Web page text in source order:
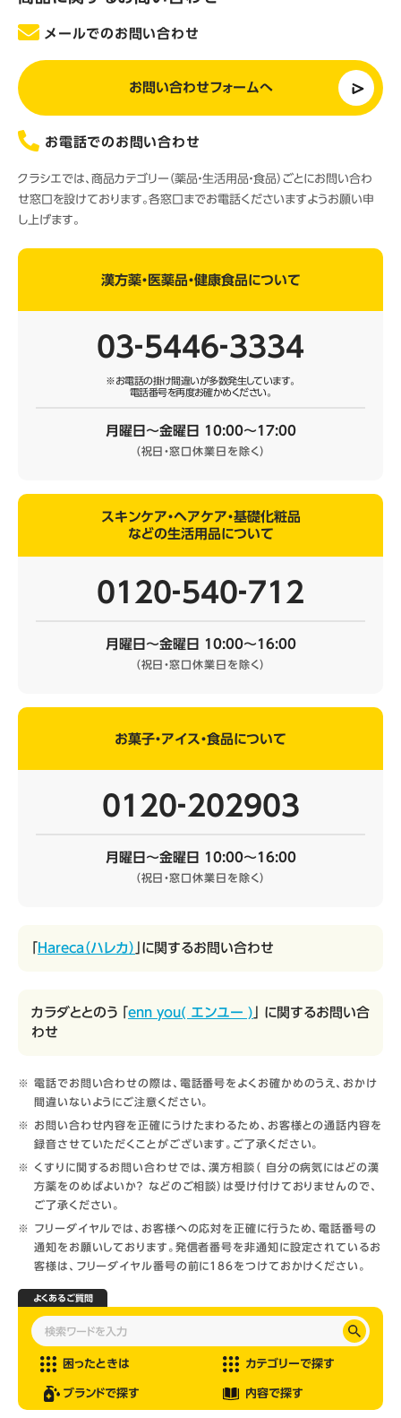
メールでのお問い合わせ
お問い合わせフォームへ
お電話でのお問い合わせ
クラシエでは、商品カテゴリー（薬品・生活用品・食品）ごとにお問い合わ
せ窓口を設けております。各窓口までお電話くださいますようお願い申
し上げます。
漢方薬・医薬品・健康食品について
03‐5446‐3334
※お電話の掛け間違いが多数発生しています。
電話番号を再度お確かめください。
月曜日～金曜日 10:00～17:00
（祝日・窓口休業日を除く）
スキンケア・ヘアケア・基礎化粧品
などの生活用品について
0120‐540‐712
月曜日～金曜日 10:00～16:00
（祝日・窓口休業日を除く）
お菓子・アイス・食品について
0120‐202903
月曜日～金曜日 10:00～16:00
（祝日・窓口休業日を除く）
Hareca（ハレカ） 」に関するお問い合わせ
カラダととのう 「 enn you( エンユー ) 」 に関するお問い合
わせ
電話でお問い合わせの際は、電話番号をよくお確かめのうえ、おかけ
間違いないようにご注意ください。
お問い合わせ内容を正確にうけたまわるため、お客様との通話内容を
録音させていただくことがございます。ご了承ください。
くすりに関するお問い合わせでは、漢方相談（ 自分の病気にはどの漢
方薬をのめばよいか？ などのご相談）は受け付けておりませんので、
ご了承ください。
フリーダイヤルでは、お客様への応対を正確に行うため、電話番号の
通知をお願いしております。発信者番号を非通知に設定されているお
客様は、フリーダイヤル番号の前に186をつけておかけください。
よくあるご質問
困ったときは カテゴリーで探す
ブランドで探す 内容で探す